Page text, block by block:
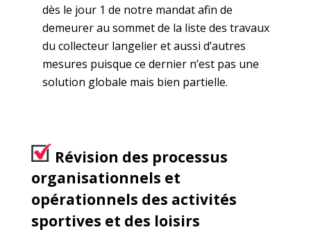
dès le jour 1 de notre mandat afin de
demeurer au sommet de la liste des travaux
du collecteur langelier et aussi d’autres
mesures puisque ce dernier n’est pas une
solution globale mais bien partielle.
Révision des processus
organisationnels et
opérationnels des activités
sportives et des loisirs